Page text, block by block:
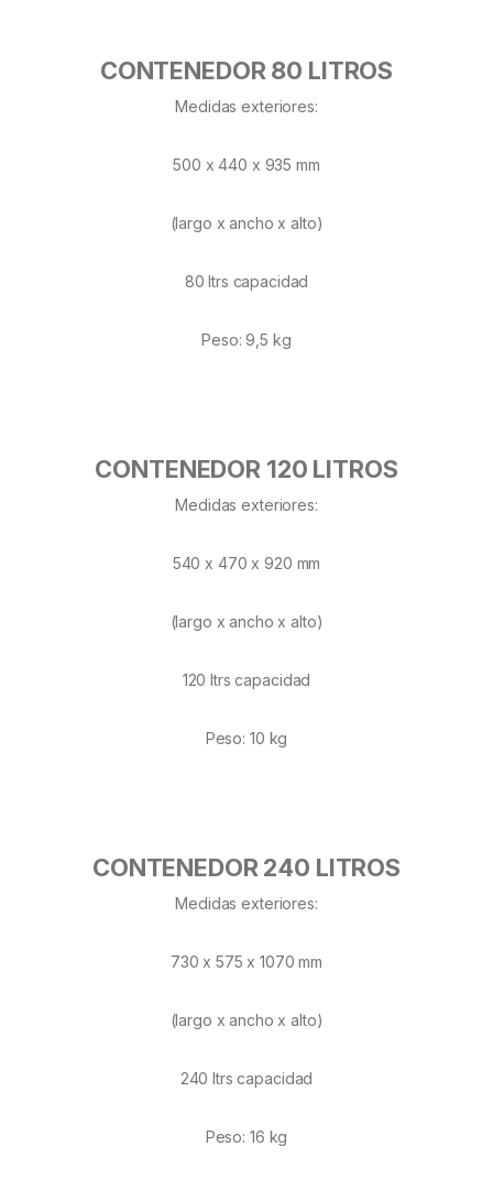
CONTENEDOR 80 LITROS
Medidas exteriores:
500 x 440 x 935 mm
(largo x ancho x alto)
80 ltrs capacidad
Peso: 9,5 kg
CONTENEDOR 120 LITROS
Medidas exteriores:
540 x 470 x 920 mm
(largo x ancho x alto)
120 ltrs capacidad
Peso: 10 kg
CONTENEDOR 240 LITROS
Medidas exteriores:
730 x 575 x 1070 mm
(largo x ancho x alto)
240 ltrs capacidad
Peso: 16 kg